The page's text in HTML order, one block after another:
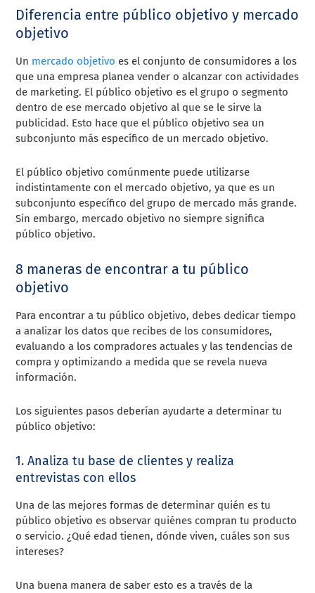
Diferencia entre público objetivo y mercado
objetivo
Un mercado objetivo es el conjunto de consumidores a los
que una empresa planea vender o alcanzar con actividades
de marketing. El público objetivo es el grupo o segmento
dentro de ese mercado objetivo al que se le sirve la
publicidad. Esto hace que el público objetivo sea un
subconjunto más específico de un mercado objetivo.
El público objetivo comúnmente puede utilizarse
indistintamente con el mercado objetivo, ya que es un
subconjunto específico del grupo de mercado más grande.
Sin embargo, mercado objetivo no siempre significa
público objetivo.
8 maneras de encontrar a tu público
objetivo
Para encontrar a tu público objetivo, debes dedicar tiempo
a analizar los datos que recibes de los consumidores,
evaluando a los compradores actuales y las tendencias de
compra y optimizando a medida que se revela nueva
información.
Los siguientes pasos deberían ayudarte a determinar tu
público objetivo:
1. Analiza tu base de clientes y realiza
entrevistas con ellos
Una de las mejores formas de determinar quién es tu
público objetivo es observar quiénes compran tu producto
o servicio. ¿Qué edad tienen, dónde viven, cuáles son sus
intereses?
Una buena manera de saber esto es a través de la